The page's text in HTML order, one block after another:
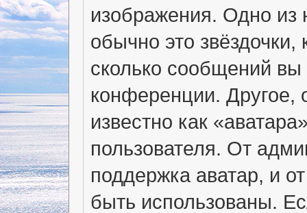
изображения. Одно из
обычно это
сколько сообщений
конференции. Другое,
известно как
пользователя. От
поддержка аватар, и
быть использованы.